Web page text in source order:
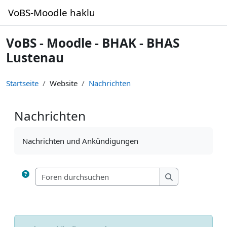
VoBS-Moodle haklu
VoBS - Moodle - BHAK - BHAS
Lustenau
Startseite Website Nachrichten
Nachrichten
Nachrichten und Ankündigungen
Foren durchsuchen
Foren